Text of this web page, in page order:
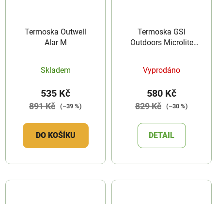
Termoska Outwell
Alar M
Skladem
535 Kč
891 Kč (–39 %)
DO KOŠÍKU
Termoska GSI
Outdoors Microlite
Vyprodáno
580 Kč
829 Kč (–30 %)
DETAIL